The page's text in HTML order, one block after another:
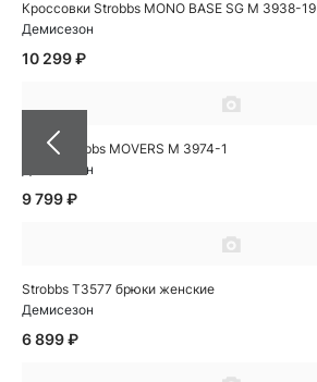
Кроссовки Strobbs MONO BASE SG M 3938-19
Демисезон
10 299 ₽
Кеды Strobbs MOVERS M 3974-1
Демисезон
9 799 ₽
Strobbs T3577 брюки женские
Демисезон
6 899 ₽